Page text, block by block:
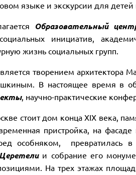
языке и экскурсии для
Образовательный
инициатив,
жизнь социальных групп.
творением архитектора
В настоящее время в
, научно-практические
стоит дом конца XIX века,
пристройка, на
особняком, превратилась в
и собрание его
На трех этажах